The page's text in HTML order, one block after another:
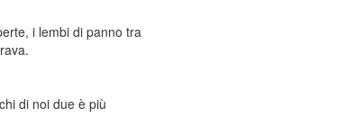
i lembi di panno tra
di noi due è più